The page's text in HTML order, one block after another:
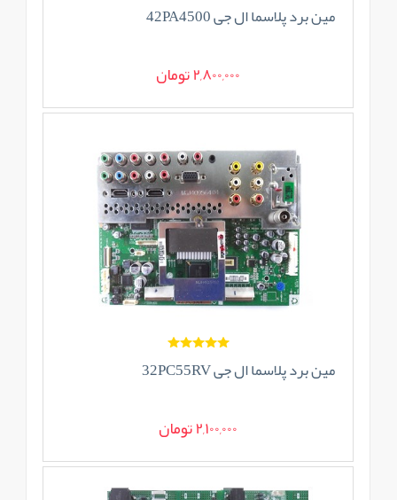
مین برد پلاسما ال جی 42PA4500
2,800,000 تومان
مین برد پلاسما ال جی 32PC55RV
2,100,000 تومان